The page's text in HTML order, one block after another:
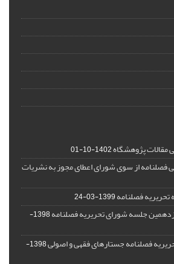
مقالات پژوهشگاه1402-10-01
فصلنامه از سوی شورای اعطای مجوز به نشریات
فصلنامه1399-03-24
جلسه شورای تحریریه فصلنامه
1398-
فصلنامه جستارهای فقهی و اصولی
1398-